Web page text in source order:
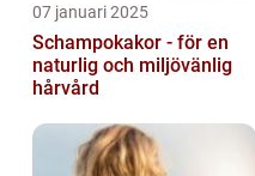
07 januari 2025
Schampokakor - för en
naturlig och miljövänlig
hårvård